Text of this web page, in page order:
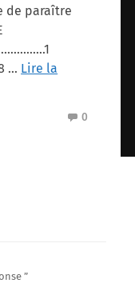
de paraître
… Lire la
0
”